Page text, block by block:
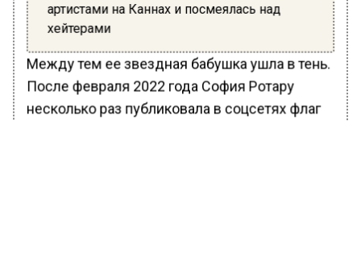
артистами на Каннах и посмеялась над
хейтерами
Между тем ее звездная бабушка ушла в тень.
После февраля 2022 года София Ротару
несколько раз публиковала в соцсетях флаг